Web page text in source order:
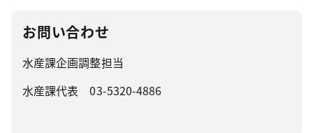
お問い合わせ
水産課企画調整担当
水産課代表 03-5320-4886